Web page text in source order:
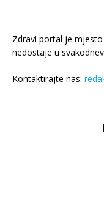
Zdravi portal je
nedostaje u
Kontaktirajte nas: